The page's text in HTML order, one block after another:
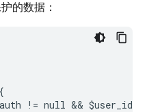
的数据：
!= null && $user_id ===